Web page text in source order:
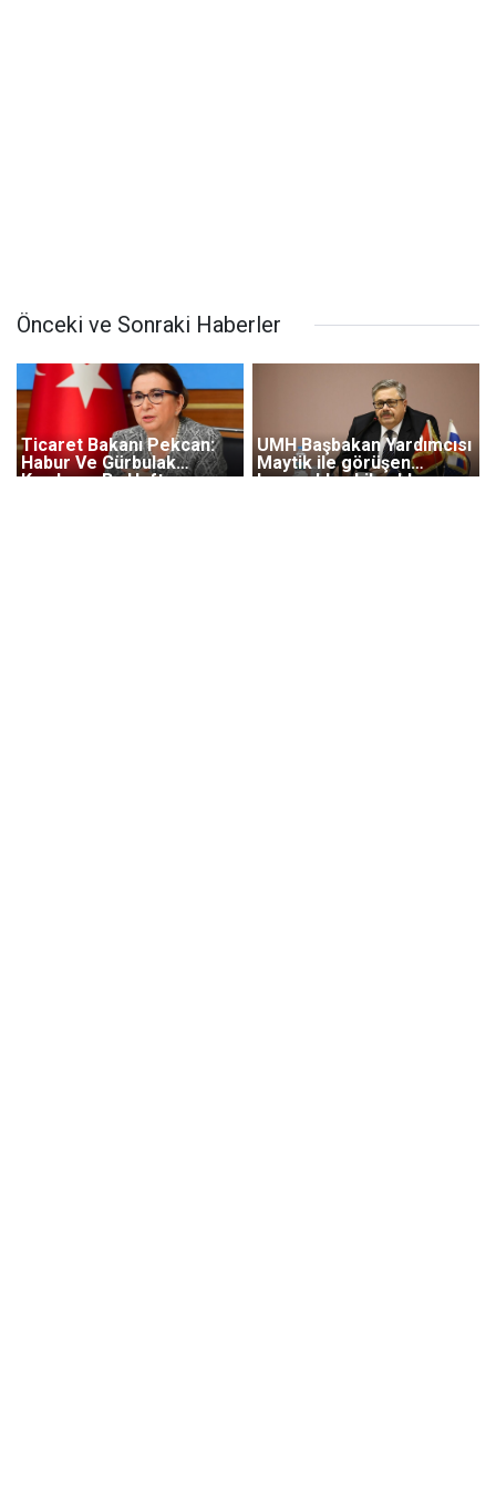
Önceki ve Sonraki Haberler
Ticaret Bakanı Pekcan:
Habur Ve Gürbulak
Kapılarını Bu Hafta
UMH Başbakan Yardımcısı
Maytik ile görüşen
Lavrov'dan Libya'da en